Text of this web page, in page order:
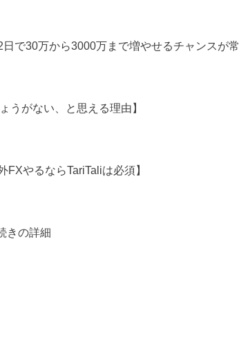
で30万から3000万まで増やせるチャンスが常
うがない、と思える理由】
やるならTariTaliは必須】
きの詳細